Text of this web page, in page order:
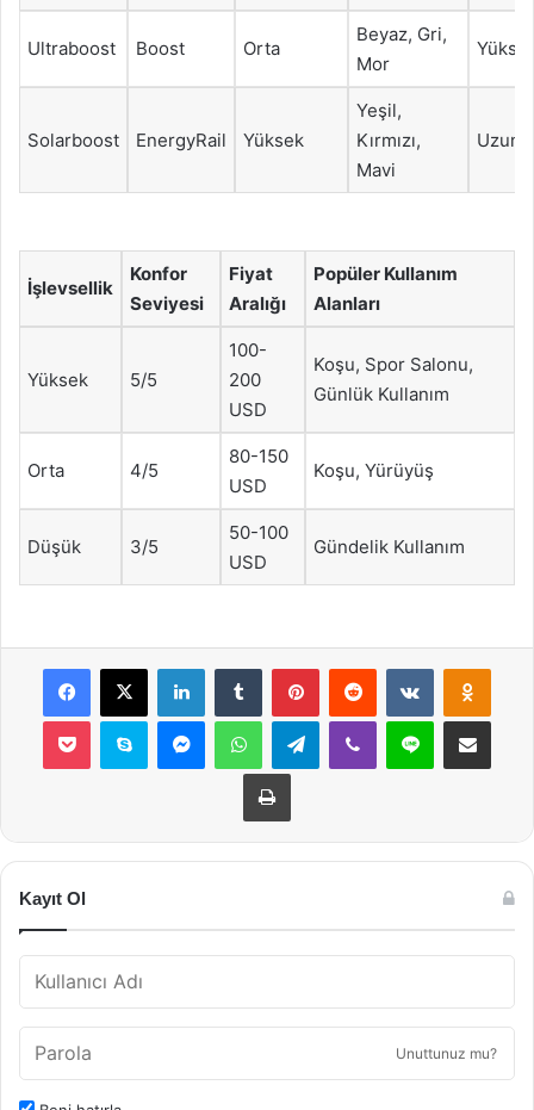
Ultraboost Boost Orta
Beyaz, Gri,
Mor
Solarboost EnergyRail Yüksek
Yeşil,
Kırmızı,
Mavi
Uzun
İşlevsellik
Konfor
Seviyesi
Fiyat
Aralığı
Popüler Kullanım
Alanları
Yüksek 5/5
100-
200
USD
Koşu, Spor Salonu,
Günlük Kullanım
Orta 4/5
80-150
USD
Koşu, Yürüyüş
Düşük 3/5
50-100
USD
Gündelik Kullanım
Facebook
X LinkedInTumblr PinterestReddit VKontakte
Pocket Skype MessengerWhatsAppTelegramViber Line E-Posta ile
Yazdır
Kayıt Ol
Unuttunuz mu?